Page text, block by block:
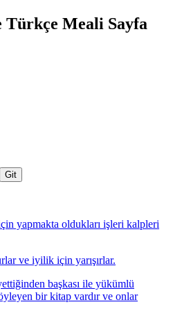
Türkçe Meali Sayfa
Git
yapmakta oldukları işleri kalpleri
ve iyilik için yarışırlar.
başkası ile yükümlü
bir kitap vardır ve onlar